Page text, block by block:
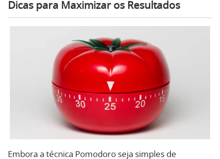
Dicas para Maximizar os Resultados
Embora a técnica Pomodoro seja simples de